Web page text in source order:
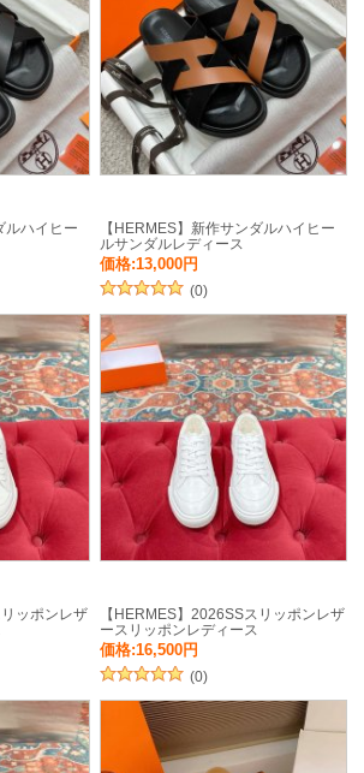
ルハイヒー
【HERMES】新作サンダルハイヒー
ルサンダルレディース
価格:13,000円
(0)
ッポンレザ
【HERMES】2026SSスリッポンレザ
ースリッポンレディース
価格:16,500円
(0)